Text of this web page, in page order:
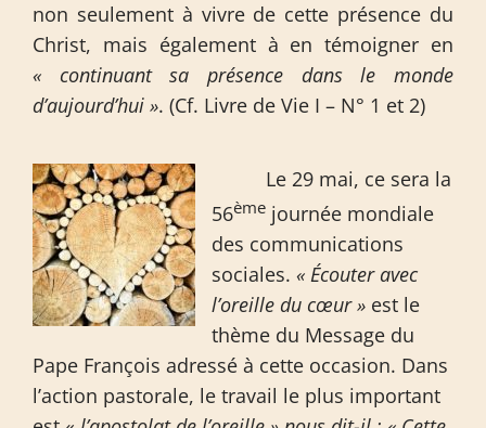
non seulement à vivre de cette présence du
Christ, mais également à en témoigner en
« continuant sa présence dans le monde
d’aujourd’hui ». (Cf. Livre de Vie I – N° 1 et 2)
Le 29 mai, ce sera la
56èmejournée mondiale
des communications
sociales. « Écouter avec
l’oreille du cœur »est le
thème du Message du
Pape François adressé à cette occasion. Dans
l’action pastorale, le travail le plus important